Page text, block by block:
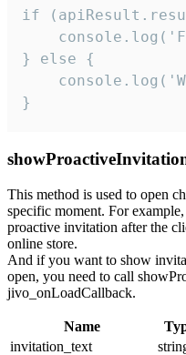
if
} else {
}
This method is used to open
specific moment. For
proactive invitation after the
online store.
And if you want to show
open, you need to call
jivo_onLoadCallback.
Name
invitation_text